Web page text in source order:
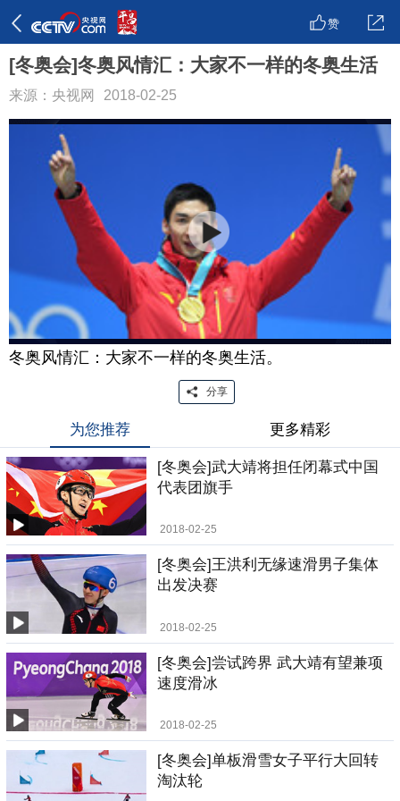
赞
[冬奥会]冬奥风情汇：大家不一样的冬奥生活
来源：央视网 2018-02-25
冬奥风情汇：大家不一样的冬奥生活。
分享
为您推荐 更多精彩
[冬奥会]武大靖将担任闭幕式中国
代表团旗手
2018-02-25
[冬奥会]王洪利无缘速滑男子集体
出发决赛
2018-02-25
[冬奥会]尝试跨界 武大靖有望兼项
速度滑冰
2018-02-25
[冬奥会]单板滑雪女子平行大回转
淘汰轮